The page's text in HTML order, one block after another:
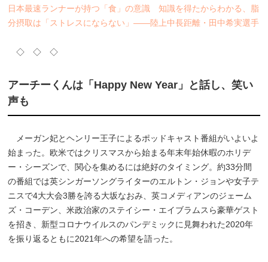
日本最速ランナーが持つ「食」の意識 知識を得たからわかる、脂
分摂取は「ストレスにならない」――陸上中長距離・田中希実選手
◇ ◇ ◇
アーチーくんは「Happy New Year」と話し、笑い
声も
メーガン妃とヘンリー王子によるポッドキャスト番組がいよいよ
始まった。欧米ではクリスマスから始まる年末年始休暇のホリデ
ー・シーズンで、関心を集めるには絶好のタイミング。約33分間
の番組では英シンガーソングライターのエルトン・ジョンや女子テ
ニスで4大大会3勝を誇る大坂なおみ、英コメディアンのジェーム
ズ・コーデン、米政治家のステイシー・エイブラムスら豪華ゲスト
を招き、新型コロナウイルスのパンデミックに見舞われた2020年
を振り返るともに2021年への希望を語った。